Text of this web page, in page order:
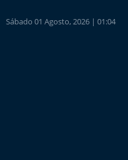
Sábado 01 Agosto, 2026 | 01:04